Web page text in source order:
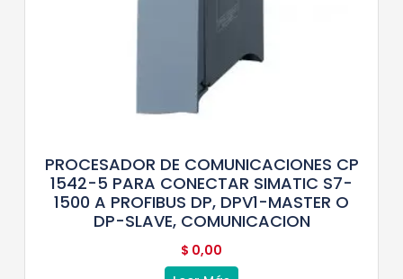
PROCESADOR DE COMUNICACIONES CP
1542-5 PARA CONECTAR SIMATIC S7-
1500 A PROFIBUS DP, DPV1-MASTER O
DP-SLAVE, COMUNICACION
$ 0,00